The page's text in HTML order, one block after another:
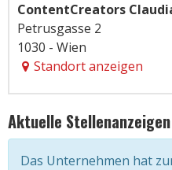
ContentCreators
Petrusgasse 2
1030 - Wien
Standort anzeigen
Aktuelle
Das Unternehmen hat